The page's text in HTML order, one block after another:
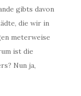
gibts davon
die wir in
meterweise
ist die
Nun ja,